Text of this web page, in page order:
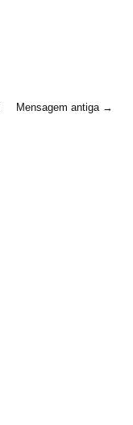
Mensagem antiga →